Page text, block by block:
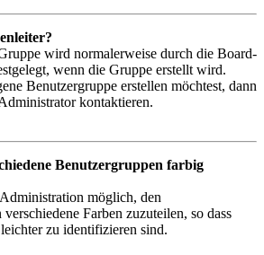
wird normalerweise durch die Board-
wenn die Gruppe erstellt wird.
Benutzergruppe erstellen möchtest, dann
kontaktieren.
Benutzergruppen farbig
möglich, den
Farben zuzuteilen, so dass
zu identifizieren sind.